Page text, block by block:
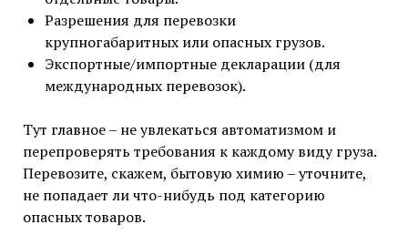
Разрешения для перевозки
крупногабаритных или опасных грузов.
Экспортные/импортные декларации (для
международных перевозок).
Тут главное – не увлекаться автоматизмом и
перепроверять требования к каждому виду груза.
Перевозите, скажем, бытовую химию – уточните,
не попадает ли что-нибудь под категорию
опасных товаров.